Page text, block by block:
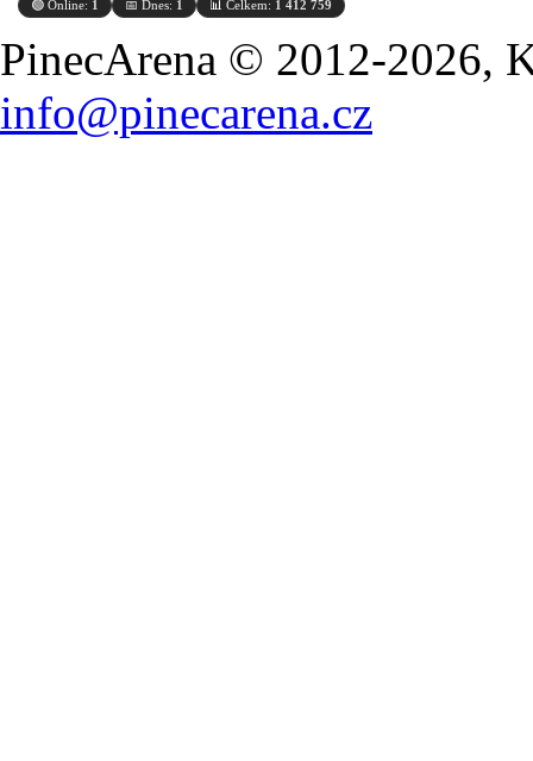
🟢 Online: 1 📅 Dnes: 1 📊 Celkem: 1 412 759
PinecArena © 2012-2026,
info@pinecarena.cz